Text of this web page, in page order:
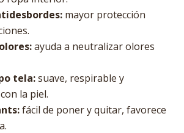
mayor protección
ayuda a neutralizar olores
tela:suave, respirable y
la piel.
fácil de poner y quitar, favorece